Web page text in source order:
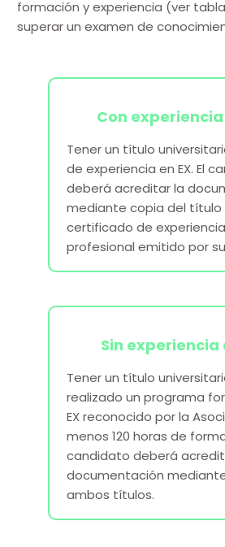
formación y experiencia (ver
superar un examen de
Con experiencia
Tener un título
de experiencia en EX. El
deberá acreditar la
mediante copia del título
certificado de experiencia
profesional emitido por
Sin experiencia
Tener un título
realizado un programa
EX reconocido por la
menos 120 horas de
candidato deberá
documentación
ambos títulos.